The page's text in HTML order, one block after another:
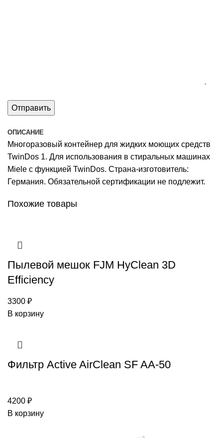
ОПИСАНИЕ
Многоразовый контейнер для жидких моющих средств
TwinDos 1. Для использования в стиральных машинах
Miele с функцией TwinDos. Страна-изготовитель:
Германия. Обязательной сертификации не подлежит.
Похожие товары
Пылевой мешок FJM HyClean 3D
Efficiency
3300 ₽
В корзину
Фильтр Active AirClean SF AA-50
4200 ₽
В корзину